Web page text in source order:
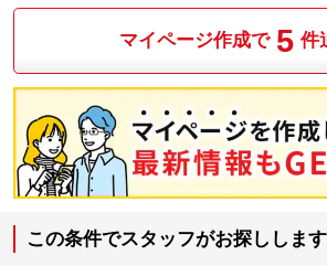
マイページ作成で 5 件
この条件でスタッフがお探しします